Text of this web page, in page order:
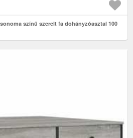
színű szerelt fa dohányzóasztal 100